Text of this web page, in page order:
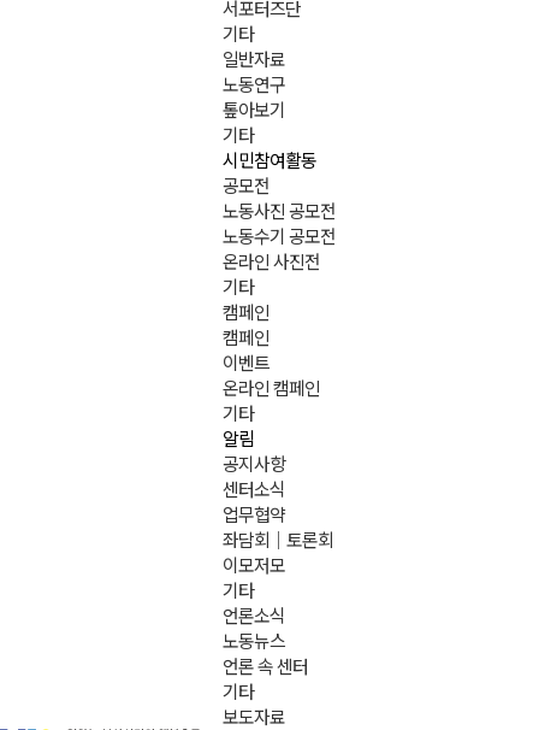
서포터즈단
기타
일반자료
노동연구
톺아보기
기타
시민참여활동
공모전
노동사진 공모전
노동수기 공모전
온라인 사진전
기타
캠페인
캠페인
이벤트
온라인 캠페인
기타
알림
공지사항
센터소식
업무협약
좌담회｜토론회
이모저모
기타
언론소식
노동뉴스
언론 속 센터
기타
보도자료